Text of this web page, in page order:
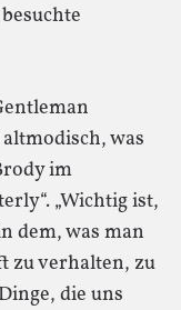
was
im
„Wichtig ist,
dem, was man
zu verhalten, zu
die uns